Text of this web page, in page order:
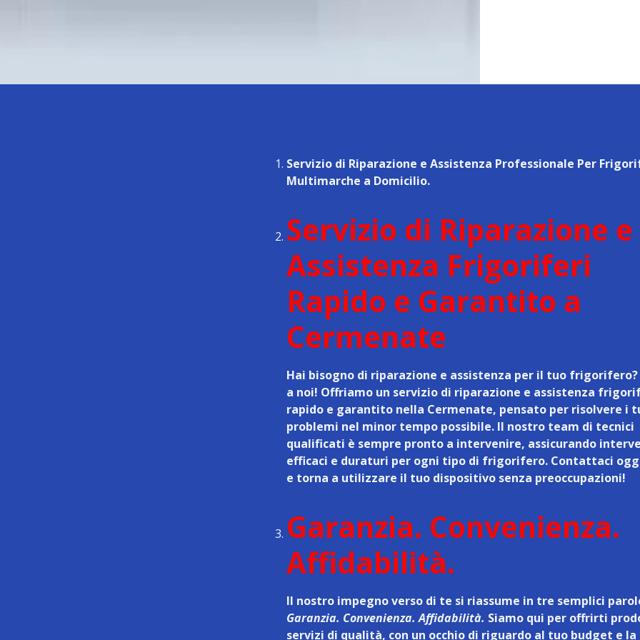
Servizio di Riparazione e Assistenza Professionale Per
Multimarche a Domicilio.
Servizio di Riparazione e
Assistenza Frigoriferi
Rapido e Garantito a
Cermenate
Hai bisogno di riparazione e assistenza per il tuo
a noi! Offriamo un servizio di riparazione e assistenza
rapido e garantito nella Cermenate, pensato per risolvere i
problemi nel minor tempo possibile. Il nostro team di tecnici
qualificati è sempre pronto a intervenire, assicurando
efficaci e duraturi per ogni tipo di frigorifero. Contattaci
e torna a utilizzare il tuo dispositivo senza preoccupazioni!
Garanzia. Convenienza.
Affidabilità.
Il nostro impegno verso di te si riassume in tre semplici
Garanzia. Convenienza. Affidabilità. Siamo qui per offrirti
servizi di qualità, con un occhio di riguardo al tuo budget e